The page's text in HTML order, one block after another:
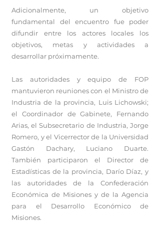
Adicionalmente, un objetivo
fundamental del encuentro fue poder
difundir entre los actores locales los
objetivos, metas y actividades a
desarrollar próximamente.
Las autoridades y equipo de FOP
mantuvieron reuniones con el Ministro de
Industria de la provincia, Luis Lichowski;
el Coordinador de Gabinete, Fernando
Arias, el Subsecretario de Industria, Jorge
Romero, y el Vicerrector de la Universidad
Gastón Dachary, Luciano Duarte.
También participaron el Director de
Estadísticas de la provincia, Darío Díaz, y
las autoridades de la Confederación
Económica de Misiones y de la Agencia
para el Desarrollo Económico de
Misiones.